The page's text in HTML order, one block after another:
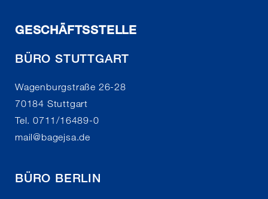
GESCHÄFTSSTELLE
BÜRO STUTTGART
Wagenburgstraße 26-28
70184 Stuttgart
Tel. 0711/16489-0
mail@bagejsa.de
BÜRO BERLIN